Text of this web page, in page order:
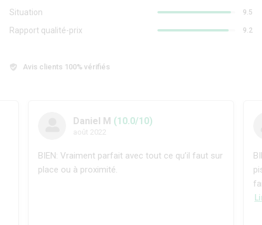
Situation 9.5
Rapport qualité-prix 9.2
Avis clients 100% vérifiés
Daniel M (10.0/10)
août 2022
BIEN: Vraiment parfait avec tout ce qu’il faut sur
place ou à proximité.